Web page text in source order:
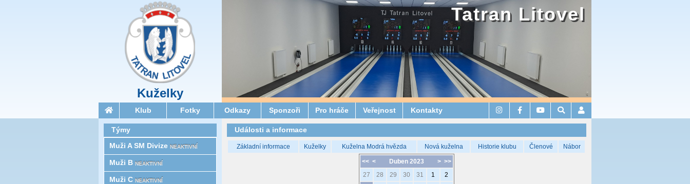
Kuželky
Tatran Litovel
Klub Fotky Odkazy Sponzoři Pro hráče Veřejnost Kontakty
Události a informace
Základní informace Kuželky Kuželna Modrá hvězda Nová kuželna Historie klubu Členové Nábor
<< < > >>
Duben 2023
27
28 29 30 31 1
2
Týmy
Muži A SM Divize NEAKTIVNÍ
Muži B NEAKTIVNÍ
Muži C NEAKTIVNÍ